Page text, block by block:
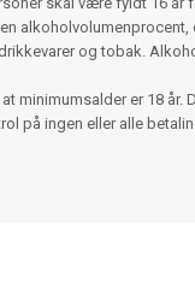
alkoholvolumenprocent,
og tobak.
minimumsalder er 18
på ingen eller alle